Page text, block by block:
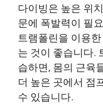
다이빙은 높은 위
문에 폭발력이 필
트램폴린을 이용
는 것이 좋습니다.
습하면, 몸의 근육
더 높은 곳에서 점
수 있습니다.